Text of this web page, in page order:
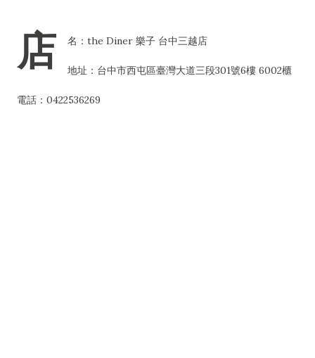
店 名：the Diner 樂子 台中三越店
地址：台中市西屯區臺灣大道三段301號6樓 6002櫃
電話：0422536269